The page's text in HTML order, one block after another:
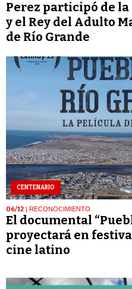
Perez participó de
y el Rey del Adulto
de Río Grande
CENTENARIO
06/12 | RECONOCIMIENTO
El documental
proyectará en
cine latino